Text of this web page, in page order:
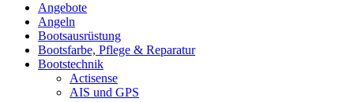
Angebote
Angeln
Bootsausrüstung
Bootsfarbe, Pflege & Reparatur
Bootstechnik
Actisense
AIS und GPS